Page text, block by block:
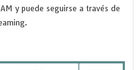
y puede seguirse a través de